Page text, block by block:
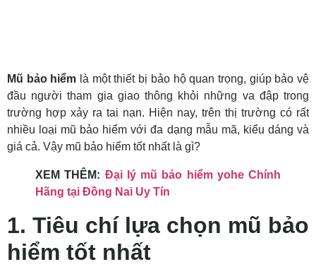
Mũ bảo hiểm là một thiết bị bảo hộ quan trọng, giúp bảo vệ
đầu người tham gia giao thông khỏi những va đập trong
trường hợp xảy ra tai nạn. Hiện nay, trên thị trường có rất
nhiều loại mũ bảo hiểm với đa dạng mẫu mã, kiểu dáng và
giá cả. Vậy mũ bảo hiểm tốt nhất là gì?
XEM THÊM: Đại lý mũ bảo hiểm yohe Chính
Hãng tại Đồng Nai Uy Tín
1. Tiêu chí lựa chọn mũ bảo
hiểm tốt nhất